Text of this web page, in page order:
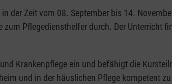
der Zeit vom 08. September bis 14.
Pflegediensthelfer durch. Der Unterricht
Krankenpflege ein und befähigt die
und in der häuslichen Pflege kompetent